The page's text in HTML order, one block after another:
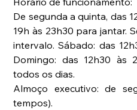
De segunda a quinta, das
19h às 23h30 para jantar.
intervalo. Sábado: das
Domingo: das 12h30 às
todos os dias.
Almoço executivo: de
tempos).